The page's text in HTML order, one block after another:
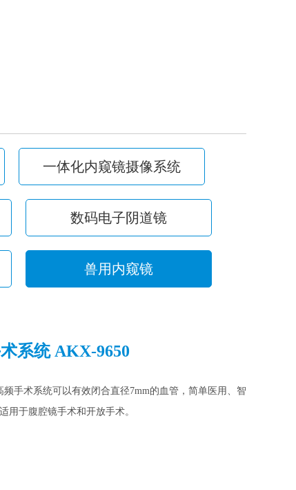
一体化内窥镜摄像系统
数码电子阴道镜
兽用内窥镜
系统 AKX-9650
频手术系统可以有效闭合直径7mm的血管，简单医用、智
用于腹腔镜手术和开放手术。